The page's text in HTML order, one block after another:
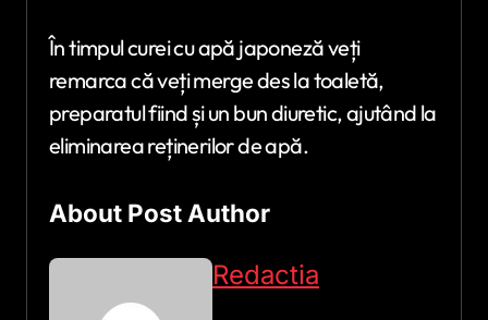
În timpul curei cu apă japoneză veți
remarca că veți merge des la toaletă,
preparatul fiind și un bun diuretic, ajutând la
eliminarea reținerilor de apă.
About Post Author
Redactia